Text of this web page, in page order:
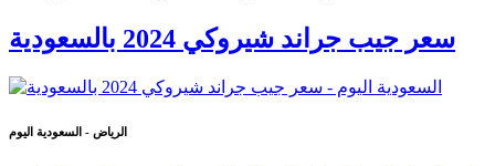
سعر جيب جراند شيروكي 2024 بالسعودية
الرياض - السعودية اليوم